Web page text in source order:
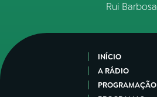
Rui Barbosa
INÍCIO
A RÁDIO
PROGRAMAÇÃO